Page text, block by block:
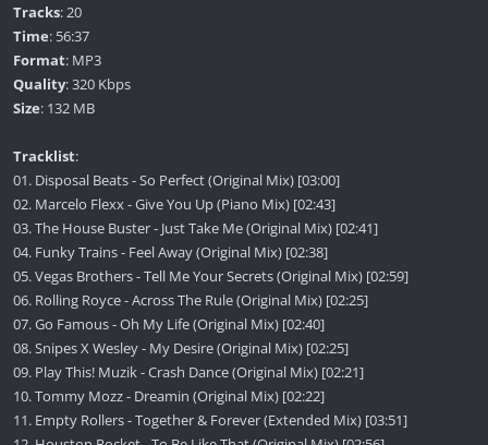
Tracks: 20
Time: 56:37
Format: MP3
Quality: 320 Kbps
Size: 132 MB
Tracklist:
01. Disposal Beats - So Perfect (Original Mix) [03:00]
02. Marcelo Flexx - Give You Up (Piano Mix) [02:43]
03. The House Buster - Just Take Me (Original Mix) [02:41]
04. Funky Trains - Feel Away (Original Mix) [02:38]
05. Vegas Brothers - Tell Me Your Secrets (Original Mix) [02:59]
06. Rolling Royce - Across The Rule (Original Mix) [02:25]
07. Go Famous - Oh My Life (Original Mix) [02:40]
08. Snipes X Wesley - My Desire (Original Mix) [02:25]
09. Play This! Muzik - Crash Dance (Original Mix) [02:21]
10. Tommy Mozz - Dreamin (Original Mix) [02:22]
11. Empty Rollers - Together & Forever (Extended Mix) [03:51]